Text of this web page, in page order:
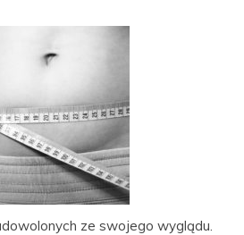
ze swojego wyglądu.